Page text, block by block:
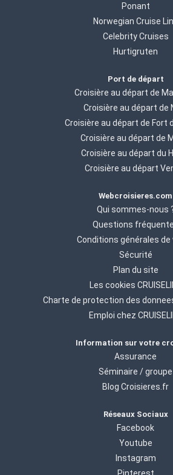
Ponant
Norwegian Cruise
Celebrity Cruises
Hurtigruten
Port de départ
Croisière au départ de
Croisière au départ de
Croisière au départ de Fort
Croisière au départ de
Croisière au départ du
Croisière au départ
Webcroisieres.com
Qui sommes-nous
Questions
Conditions générales de
Sécurité
Plan du site
Les cookies
Charte de protection des
Emploi chez
Information sur votre
Assurance
Séminaire / groupe
Blog Croisieres.fr
Réseaux Sociaux
Facebook
Youtube
Instagram